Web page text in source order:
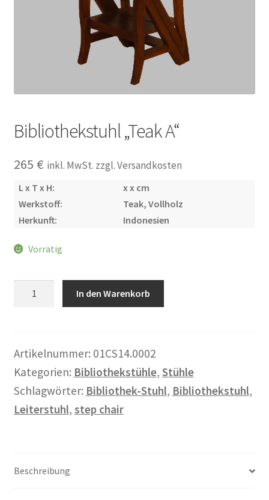
Kontakt
Shop
Versandarten
Versandkosten und Zahlungsbedingungen
Warenkorb
Zahlungsarten
Bibliothekstuhl „Teak A“
265 € inkl. MwSt. zzgl. Versandkosten
L x T x H:
x x cm
Werkstoff:
Teak, Vollholz
Herkunft:
Indonesien
Vorrätig
In den Warenkorb
Artikelnummer: 01CS14.0002
Kategorien: Bibliothekstühle, Stühle
Schlagwörter: Bibliothek-Stuhl, Bibliothekstuhl,
Leiterstuhl, step chair
Beschreibung